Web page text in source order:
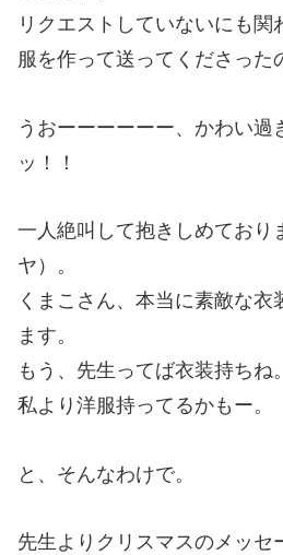
リクエストしていないにも関
服を作って送ってくださった
うおーーーーーー、かわい過
ッ！！
一人絶叫して抱きしめており
ヤ）。
くまこさん、本当に素敵な衣
ます。
もう、先生ってば衣装持ちね。
私より洋服持ってるかもー。
と、そんなわけで。
先生よりクリスマスのメッセ